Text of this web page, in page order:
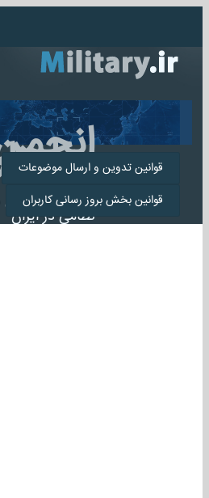
انجمن
نظامی در ایران
قوانین تدوین و ارسال موضوعات
قوانین بخش بروز رسانی کاربران